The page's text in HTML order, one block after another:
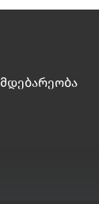
მდებარეობა